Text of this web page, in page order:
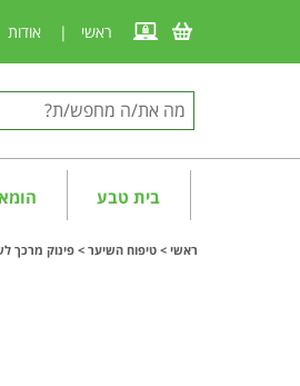
ראשי | אודות
בית טבע
ראשי > טיפוח השיער >פינוק מרכך